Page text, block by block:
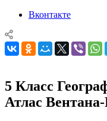
Вконтакте
5 Класс
Атлас